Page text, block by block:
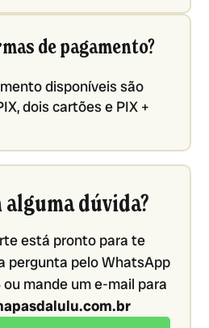
de pagamento?
disponíveis são
dois cartões e PIX +
alguma dúvida?
está pronto para te
pergunta pelo WhatsApp
ou mande um e-mail para